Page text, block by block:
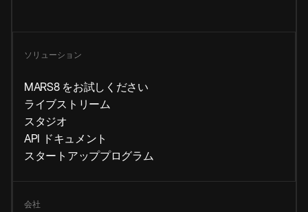
ソリューション
MARS8 をお試しください
ライブストリーム
スタジオ
API ドキュメント
スタートアッププログラム
会社